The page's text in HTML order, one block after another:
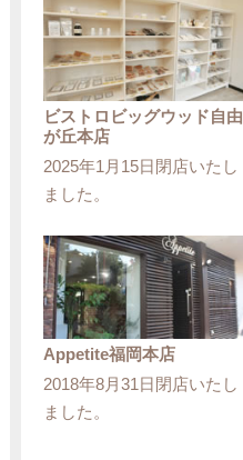
ビストロビッグウッド自由
が丘本店
2025年1月15日閉店いたし
ました。
Appetite福岡本店
2018年8月31日閉店いたし
ました。